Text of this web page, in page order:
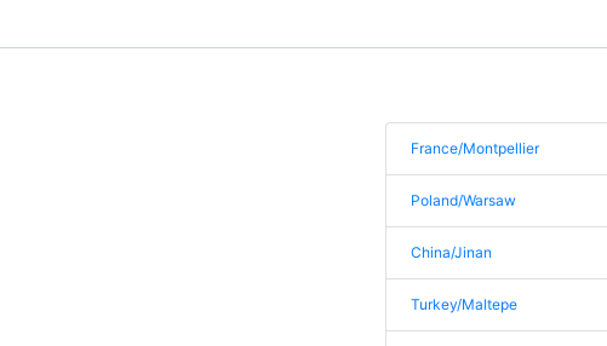
France/Montpellier
Poland/Warsaw
China/Jinan
Turkey/Maltepe